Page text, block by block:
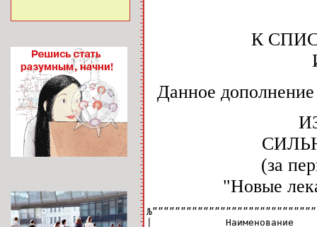
К
Данное
(за
"Новые
|             Наименование